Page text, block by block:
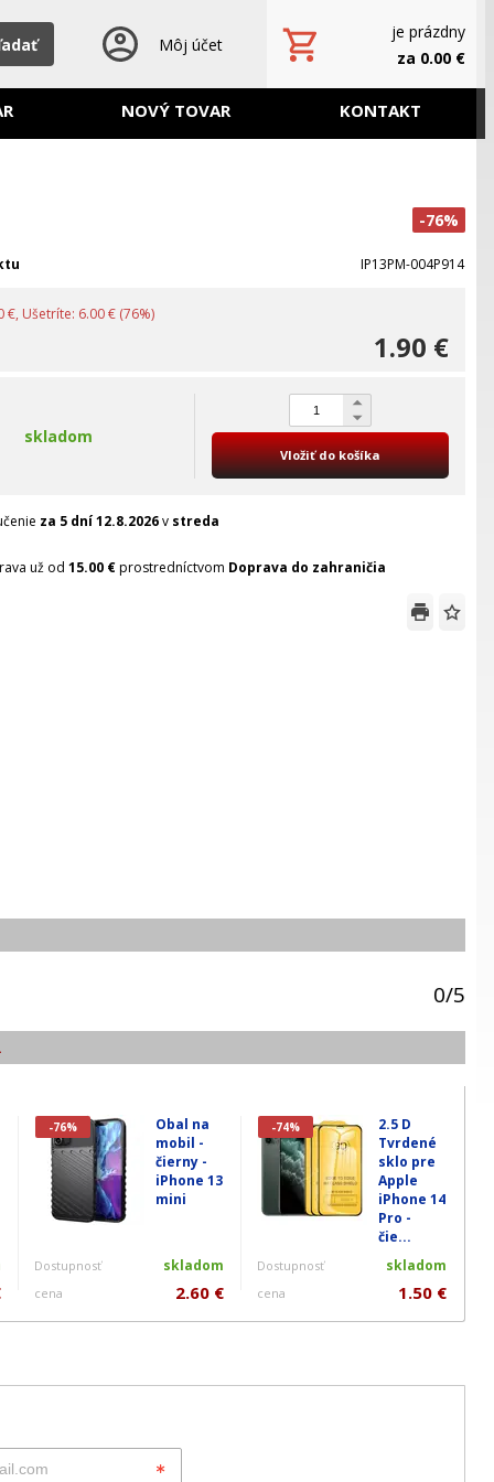
Môj účet
je prázdny
za 0.00 €
NOVÝ TOVAR KONTAKT
-76%
IP13PM-004P914
€, Ušetríte: 6.00 € (76%)
1.90 €
skladom
Vložiť do košíka
za 5 dní12.8.2026v streda
už od 15.00 €prostredníctvom Doprava do zahraničia
0/5
-76%
Obal na
mobil -
čierny -
iPhone 13
mini
Dostupnosť skladom
cena 2.60 €
-74%
2.5 D
Tvrdené
sklo pre
Apple
iPhone 14
Pro -
čie...
Dostupnosť skladom
cena 1.50 €